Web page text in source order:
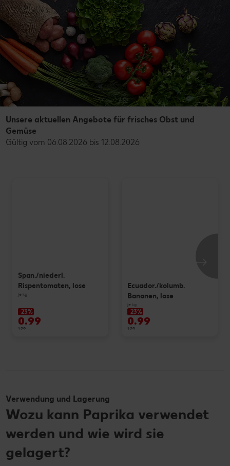
Unsere aktuellen Angebote für frisches Obst und
Gemüse
Gültig vom 06.08.2026 bis 12.08.2026
Span./niederl.
Rispentomaten, lose
je kg
-23%
0.99
1.29
Ecuador./kolumb.
Bananen, lose
je kg
-23%
0.99
1.29
Verwendung und Lagerung
Wozu kann Paprika verwendet
werden und wie wird sie
gelagert?